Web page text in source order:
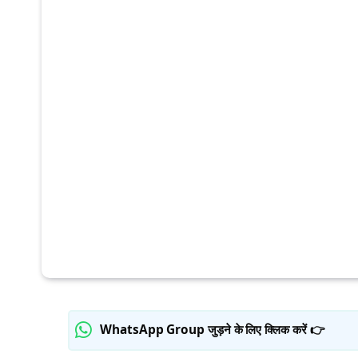
WhatsApp Group जुड़ने के लिए क्लिक करें 👉